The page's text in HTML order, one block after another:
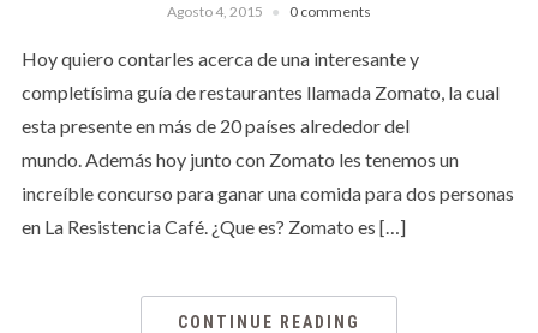
Agosto 4, 2015 0 comments
Hoy quiero contarles acerca de una interesante y
completísima guía de restaurantes llamada Zomato, la cual
esta presente en más de 20 países alrededor del
mundo. Además hoy junto con Zomato les tenemos un
increíble concurso para ganar una comida para dos personas
en La Resistencia Café. ¿Que es? Zomato es […]
CONTINUE READING